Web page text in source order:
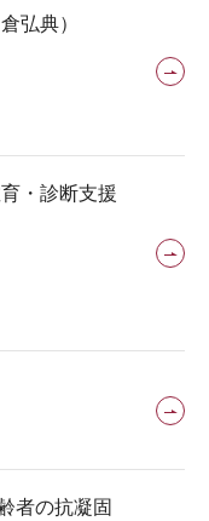
弘典）
・診断支援
者の抗凝固